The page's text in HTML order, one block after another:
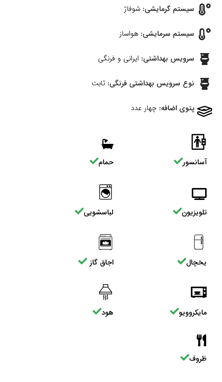
سیستم گرمایشی: شوفاژ
سیستم سرمایشی: هواساز
سرویس بهداشتی: ایرانی و فرنگی
نوع سرویس بهداشتی فرنگی: ثابت
پتوی اضافه: چهار عدد
آسانسور حمام
تلویزیون لباسشویی
یخچال اجاق گاز
مایکروویو هود
ظروف